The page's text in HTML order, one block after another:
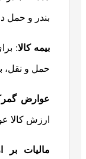
بندر و حمل
بیمه کالا:
حمل و نقل،
عوارض
ارزش کالا
مالیات بر